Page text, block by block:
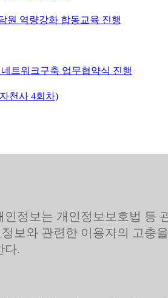
원 역량강화 합동교육 진행
트워크구축 업무협약식 진행
천사 4회차)
정보는 개인정보보호법 등
보와 관련한 이용자의 고충
다.